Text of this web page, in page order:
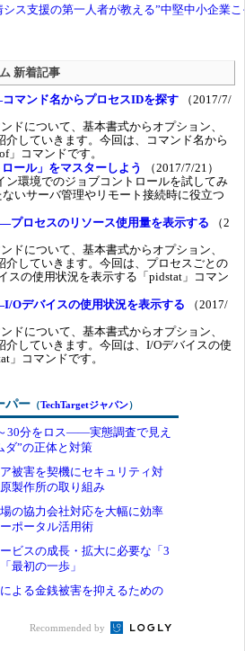
新着記事
マンド名からプロセスIDを探す （2017/7/
ドについて、基本書式からオプション、
介していきます。今回は、コマンド名から
」コマンドです。
ール」をマスターしよう
（2017/7/21）
環境でのジョブコントロールを試してみ
いサーバ管理やリモート接続時に役立つ
プロセスのリソース使用量を表示する （2
ドについて、基本書式からオプション、
介していきます。今回は、プロセスごとの
スの使用状況を表示する「pidstat」コマン
Oデバイスの使用状況を表示する （2017/
ドについて、基本書式からオプション、
介していきます。今回は、I/Oデバイスの使
」コマンドです。
パー （TechTargetジャパン）
30分をロス――実態調査で見え
ダ”の正体と対策
被害を契機にセキュリティ対
製作所の取り組み
の協力会社対応を大幅に効率
ポータル活用術
ビスの成長・拡大に必要な「3
最初の一歩」
よる金銭被害を抑えるための
Recommended by